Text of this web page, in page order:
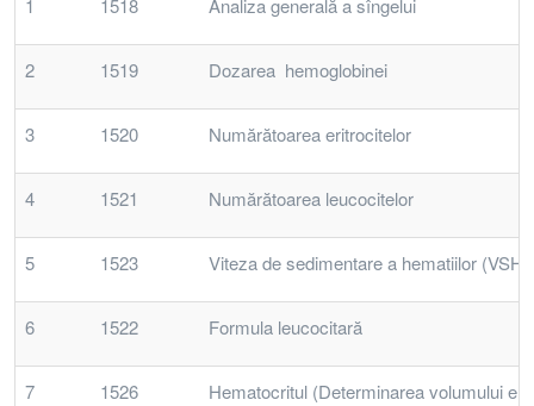
1 1518 Analiza generală a sîngelui
2 1519 Dozarea hemoglobinei
3 1520 Numărătoarea eritrocitelor
4 1521 Numărătoarea leucocitelor
5 1523 Viteza de sedimentare a hematiilor (VSH)
6 1522 Formula leucocitară
7 1526 Hematocritul (Determinarea volumului